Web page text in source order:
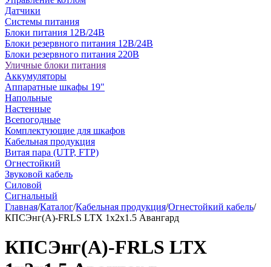
Датчики
Системы питания
Блоки питания 12В/24В
Блоки резервного питания 12В/24В
Блоки резервного питания 220В
Уличные блоки питания
Аккумуляторы
Аппаратные шкафы 19"
Напольные
Настенные
Всепогодные
Комплектующие для шкафов
Кабельная продукция
Витая пара (UTP, FTP)
Огнестойкий
Звуковой кабель
Силовой
Сигнальный
Главная/Каталог/Кабельная продукция/Огнестойкий кабель/
КПСЭнг(А)-FRLS LTX 1х2х1.5 Авангард
КПСЭнг(А)-FRLS LTX